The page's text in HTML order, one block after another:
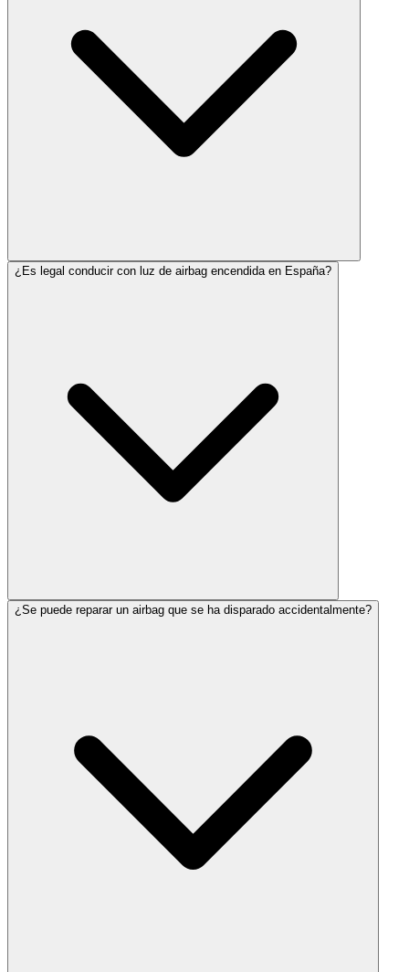
¿Es legal conducir con luz de airbag encendida en España?
¿Se puede reparar un airbag que se ha disparado accidentalmente?